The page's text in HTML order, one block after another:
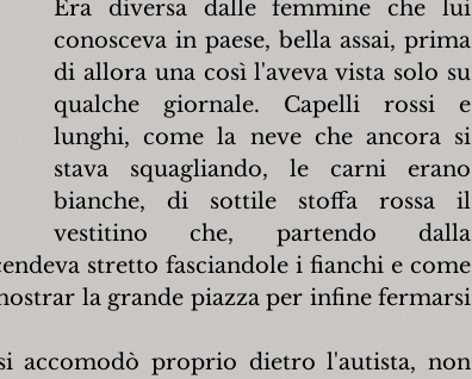
Era diversa dalle femmine che lui
conosceva in paese, bella assai, prima
di allora una così l'aveva vista solo su
qualche giornale. Capelli rossi e
lunghi, come la neve che ancora si
stava squagliando, le carni erano
bianche, di sottile stoffa rossa il
vestitino che, partendo dalla
stretto fasciandole i fianchi e come
la grande piazza per infine fermarsi
accomodò proprio dietro l'autista, non